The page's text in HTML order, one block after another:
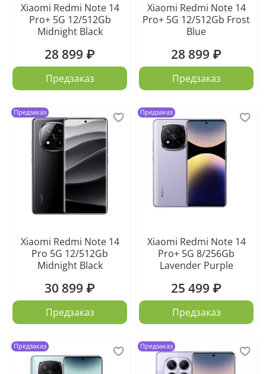
Xiaomi Redmi Note 14
Pro+ 5G 12/512Gb
Midnight Black
28 899 ₽
Предзаказ
Xiaomi Redmi Note 14
Pro+ 5G 12/512Gb Frost
Blue
28 899 ₽
Предзаказ
Предзаказ
Xiaomi Redmi Note 14
Pro 5G 12/512Gb
Midnight Black
30 899 ₽
Предзаказ
Предзаказ
Xiaomi Redmi Note 14
Pro+ 5G 8/256Gb
Lavender Purple
25 499 ₽
Предзаказ
Предзаказ Предзаказ